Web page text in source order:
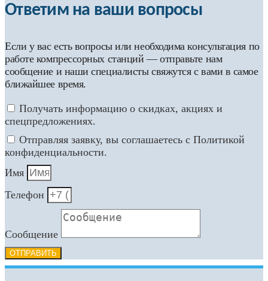
Ответим на ваши вопросы
Если у вас есть вопросы или необходима консультация по
работе компрессорных станций — отправьте нам
сообщение и наши специалисты свяжутся с вами в самое
ближайшее время.
Получать информацию о скидках, акциях и
спецпредложениях.
Отправляя заявку, вы соглашаетесь с Политикой
конфиденциальности.
Имя
Телефон
Сообщение
ОТПРАВИТЬ